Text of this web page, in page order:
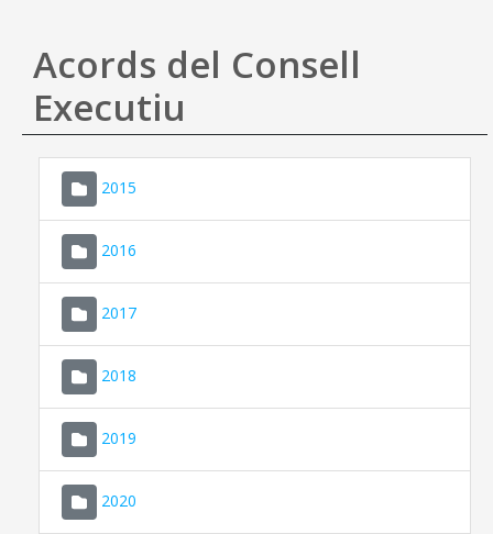
Ajuda
Acords del Consell
Executiu
2015
2016
2017
2018
2019
2020